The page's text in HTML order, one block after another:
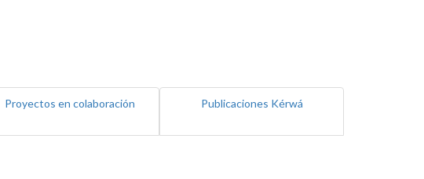
Proyectos en colaboración Publicaciones Kérwá